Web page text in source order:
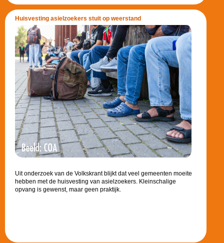
Huisvesting asielzoekers stuit op weerstand
Uit onderzoek van de Volkskrant blijkt dat veel gemeenten moeite
hebben met de huisvesting van asielzoekers. Kleinschalige
opvang is gewenst, maar geen praktijk.